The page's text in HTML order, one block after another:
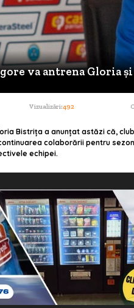
va antrena Gloria
Vizualizări:492
Bistrița a anunțat astăzi că,
colaborării pentru
echipei.